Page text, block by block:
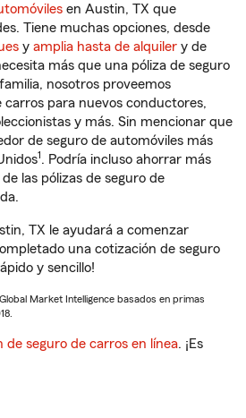
en Austin, TX que
Tiene muchas opciones, desde
y amplia hasta de alquiler y de
más que una póliza de seguro
nosotros proveemos
para nuevos conductores,
y más. Sin mencionar que
de seguro de automóviles más
1 . Podría incluso ahorrar más
las pólizas de seguro de
TX le ayudará a comenzar
una cotización de seguro
y sencillo!
Market Intelligence basados en primas
de seguro de carros en línea. ¡Es